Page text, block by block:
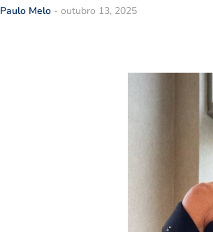
Paulo Melo - outubro 13, 2025